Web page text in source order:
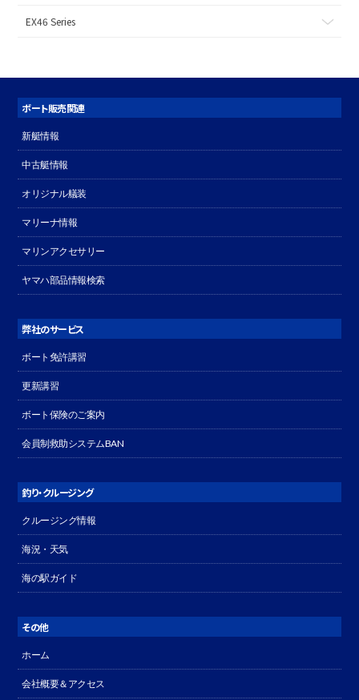
EX46 Series
ボート販売関連
新艇情報
中古艇情報
オリジナル艤装
マリーナ情報
マリンアクセサリー
ヤマハ部品情報検索
弊社のサービス
ボート免許講習
更新講習
ボート保険のご案内
会員制救助システムBAN
釣り・クルージング
クルージング情報
海況・天気
海の駅ガイド
その他
ホーム
会社概要＆アクセス